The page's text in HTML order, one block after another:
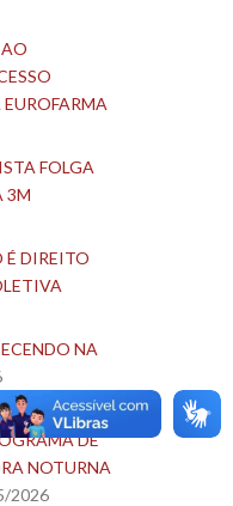
FOLGA
3M
É DIREITO
NA
EM
DE
NOTURNA
2026